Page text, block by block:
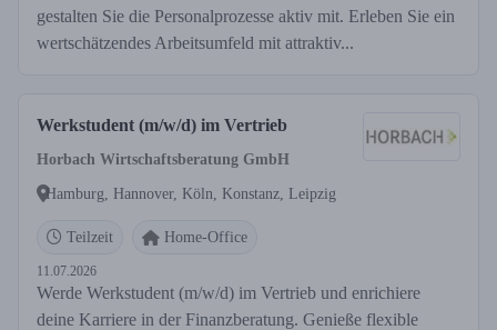
gestalten Sie die Personalprozesse aktiv mit. Erleben Sie ein
wertschätzendes Arbeitsumfeld mit attraktiv...
Werkstudent (m/w/d) im Vertrieb
Horbach Wirtschaftsberatung GmbH
Hamburg, Hannover, Köln, Konstanz, Leipzig
Teilzeit Home-Office
11.07.2026
Werde Werkstudent (m/w/d) im Vertrieb und enrichiere
deine Karriere in der Finanzberatung. Genieße flexible